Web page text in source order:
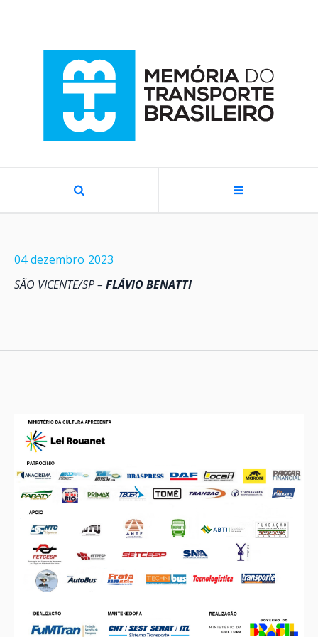
04 dezembro 2023
SÃO VICENTE/SP – FLÁVIO BENATTI